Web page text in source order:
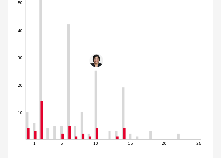
10
20
30
40
50
1 5 10 15 20 25